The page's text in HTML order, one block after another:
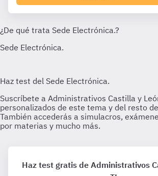
Haz test gratis de Administrativos